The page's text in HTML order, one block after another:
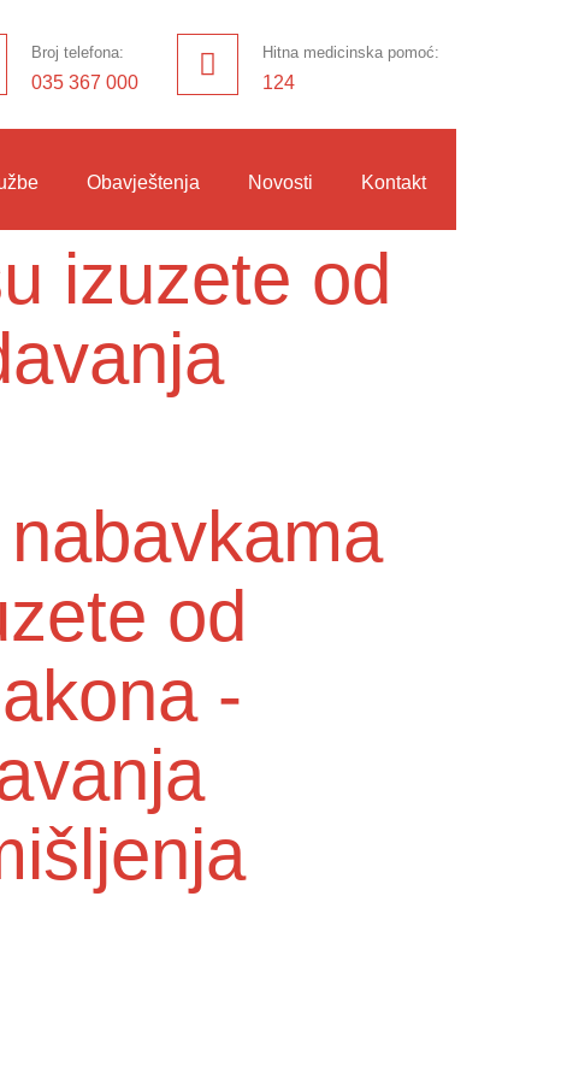
Broj telefona:
035 367 000
Hitna medicinska pomoć:
124
Obavještenja Novosti Kontakt
izuzete od
od
-